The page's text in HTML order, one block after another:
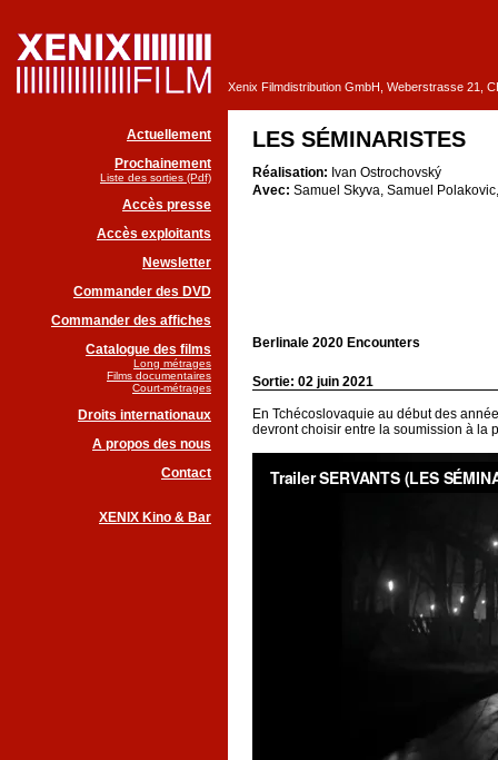
Xenix Filmdistribution GmbH, Weberstrasse 21,
Actuellement
Prochainement
Liste des sorties (Pdf)
Accès presse
Accès exploitants
Newsletter
Commander des DVD
Commander des affiches
Catalogue des films
Long métrages
Films documentaires
Court-métrages
Droits internationaux
A propos des nous
Contact
XENIX Kino & Bar
LES SÉMINARISTES
Réalisation: Ivan Ostrochovský
Avec: Samuel Skyva, Samuel
Berlinale 2020 Encounters
Sortie: 02 juin 2021
En Tchécoslovaquie au début des
devront choisir entre la soumission à la